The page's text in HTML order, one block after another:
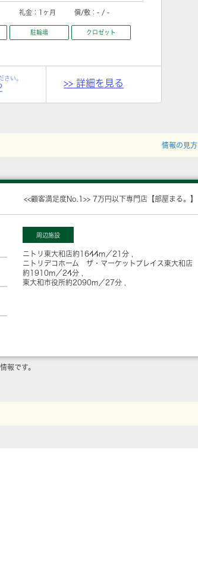
礼金： 1ヶ月 償/敷： - / -
駐輪場 クロゼット
さい。 >> 詳細を見る
情報の見方
<<顧客満足度No.1>> 7万円以下専門店【部屋まる。】
周辺施設
ニトリ東大和店約1644m／21分
ニトリデコホーム ザ・マーケットプレイス東大和店
約1910m／24分
東大和市役所約2090m／27分
報です。